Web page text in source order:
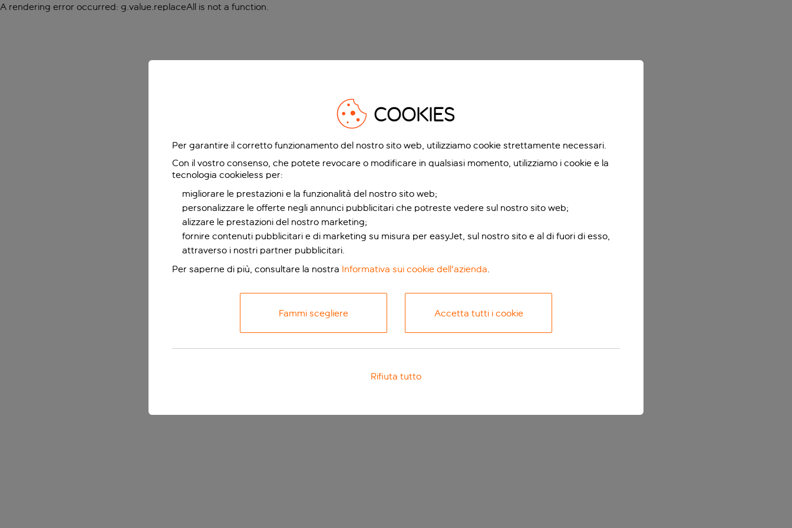
A rendering error occurred: g.value.replaceAll is not a function.
COOKIES
Per garantire il corretto funzionamento del nostro sito web, utilizziamo cookie strettamente necessari.
Con il vostro consenso, che potete revocare o modificare in qualsiasi momento, utilizziamo i cookie e la
tecnologia cookieless per:
migliorare le prestazioni e la funzionalità del nostro sito web;
personalizzare le offerte negli annunci pubblicitari che potreste vedere sul nostro sito web;
alizzare le prestazioni del nostro marketing;
fornire contenuti pubblicitari e di marketing su misura per easyJet, sul nostro sito e al di fuori di esso,
attraverso i nostri partner pubblicitari.
Per saperne di più, consultare la nostra Informativa sui cookie dell'azienda.
Fammi scegliere Accetta tutti i cookie
Rifiuta tutto